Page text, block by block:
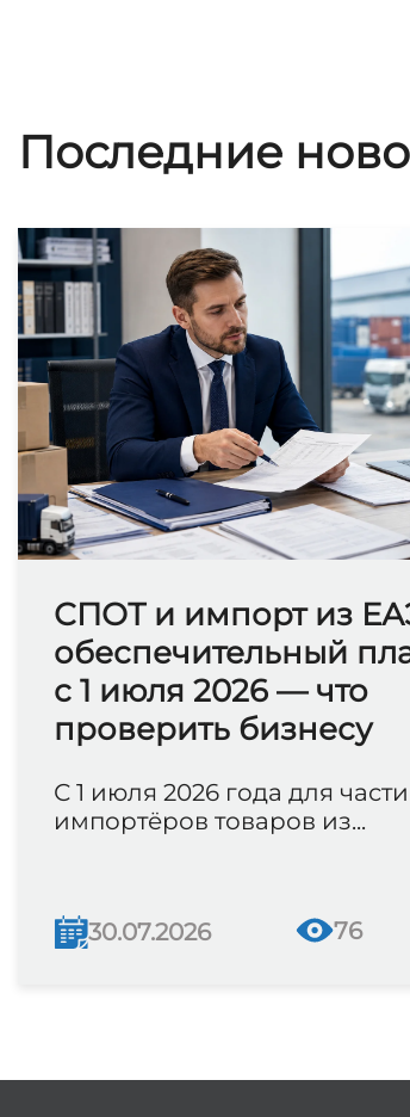
Последние
СПОТ и импорт из
обеспечительный
с 1 июля 2026 — что
проверить бизнесу
С 1 июля 2026 года для части
импортёров товаров из...
30.07.2026 76